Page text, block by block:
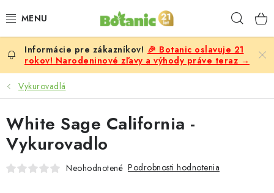
na
PREMIUM
DOPLNKY STRAVY
CIELE
POTRAVINY A NÁPOJE
🎉 Botanic oslavuje 21
rokov! Narodeninové zľavy a výhody práve teraz →
Vykurovadlá
White Sage California -
Vykurovadlo
Neohodnotené Podrobnosti hodnotenia